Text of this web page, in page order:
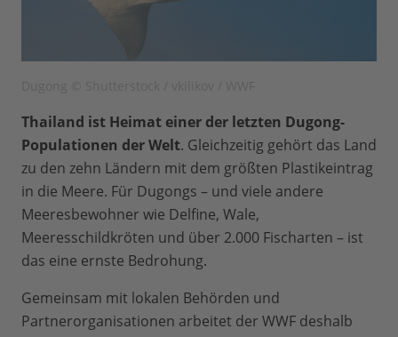
Thailand ist Heimat einer der letzten Dugong-
Populationen der Welt. Gleichzeitig gehört das Land
zu den zehn Ländern mit dem größten Plastikeintrag
in die Meere. Für Dugongs – und viele andere
Meeresbewohner wie Delfine, Wale,
Meeresschildkröten und über 2.000 Fischarten – ist
das eine ernste Bedrohung.
Gemeinsam mit lokalen Behörden und
Partnerorganisationen arbeitet der WWF deshalb